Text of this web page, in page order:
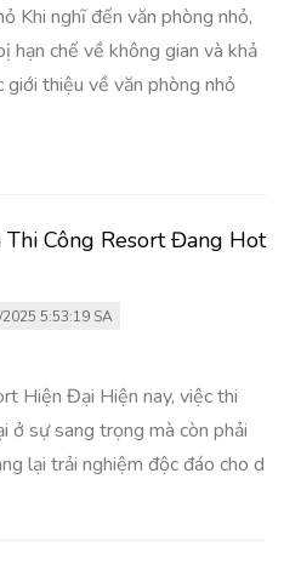
Khi nghĩ đến văn phòng nhỏ,
hạn chế về không gian và khả
giới thiệu về văn phòng nhỏ
Thi Công Resort Đang Hot
5:53:19 SA
Hiện Đại Hiện nay, việc thi
ở sự sang trọng mà còn phải
lại trải nghiệm độc đáo cho d